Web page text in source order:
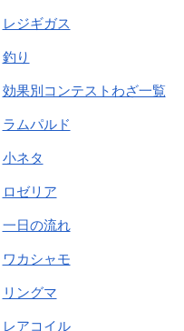
レジギガス
釣り
効果別コンテストわざ一覧
ラムパルド
小ネタ
ロゼリア
一日の流れ
ワカシャモ
リングマ
レアコイル